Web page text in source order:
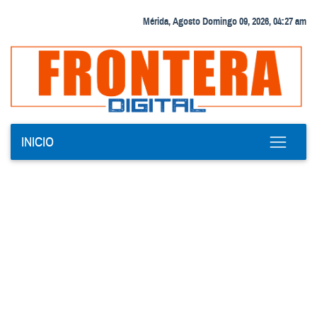
Mérida, Agosto Domingo 09, 2026, 04:27 am
INICIO